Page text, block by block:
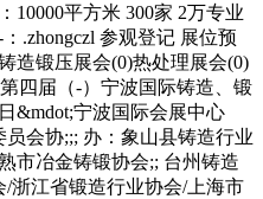
10000平方米 300家 2万专业
.zhongczl 参观登记 展位预
造锻压展会(0)热处理展会(0)
四届（-）宁波国际铸造、锻
&mdot;宁波国际会展中心
会协;;; 办：象山县铸造行业
市冶金铸锻协会;; 台州铸造
浙江省锻造行业协会/上海市